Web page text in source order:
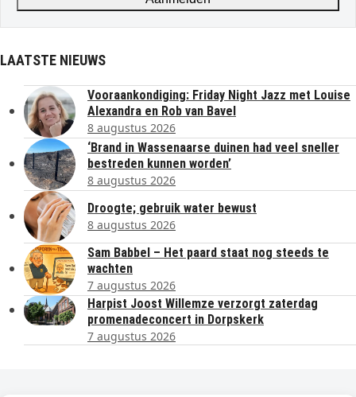
LAATSTE NIEUWS
Vooraankondiging: Friday Night Jazz met Louise
Alexandra en Rob van Bavel
8 augustus 2026
‘Brand in Wassenaarse duinen had veel sneller
bestreden kunnen worden’
8 augustus 2026
Droogte; gebruik water bewust
8 augustus 2026
Sam Babbel – Het paard staat nog steeds te
wachten
7 augustus 2026
Harpist Joost Willemze verzorgt zaterdag
promenadeconcert in Dorpskerk
7 augustus 2026